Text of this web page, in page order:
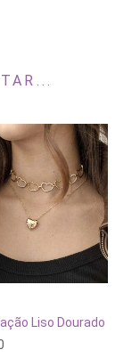
AO
Liso Dourado